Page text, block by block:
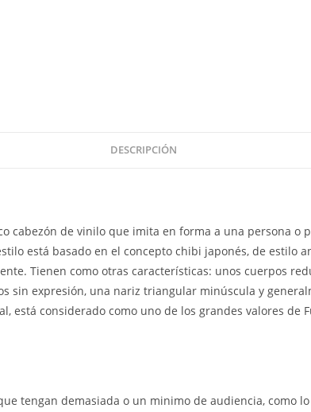
DESCRIPCIÓN
cabezón de vinilo que imita en forma a una persona o
está basado en el concepto chibi japonés, de estilo
Tienen como otras características: unos cuerpos
sin expresión, una nariz triangular minúscula y
está considerado como uno de los grandes valores de
tengan demasiada o un minimo de audiencia, como